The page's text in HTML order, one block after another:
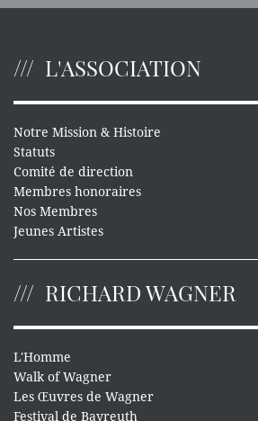
L'ASSOCIATION
Notre Mission & Histoire
Statuts
Comité de direction
Membres honoraires
Nos Membres
Jeunes Artistes
RICHARD WAGNER
L'Homme
Walk of Wagner
Les Œuvres de Wagner
Festival de Bayreuth